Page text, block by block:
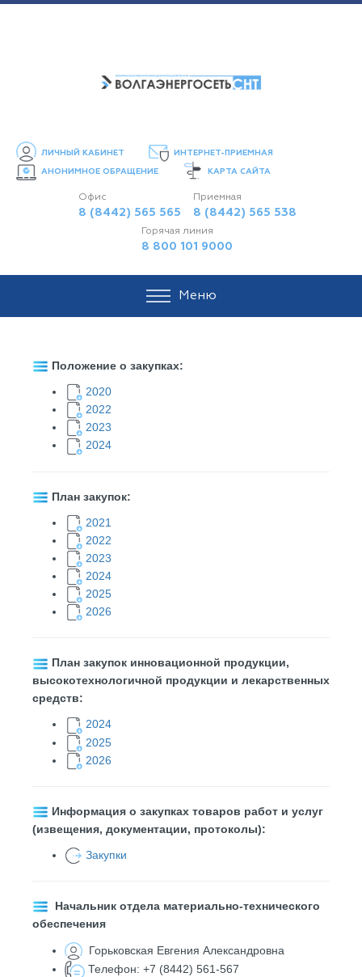
ЛИЧНЫЙ КАБИНЕТ ИНТЕРНЕТ-ПРИЕМНАЯ
АНОНИМНОЕ ОБРАЩЕНИЕ КАРТА САЙТА
Офис
8 (8442) 565 565
Приемная
8 (8442) 565 538
Горячая линия
8 800 101 9000
Меню
Положение о закупках:
2020
2022
2023
2024
План закупок:
2021
2022
2023
2024
2025
2026
План закупок инновационной продукции,
высокотехнологичной продукции и лекарственных
средств:
2024
2025
2026
Информация о закупках товаров работ и услуг
(извещения, документации, протоколы):
Закупки
Начальник отдела материально-технического
обеспечения
Горьковская Евгения Александровна
Телефон: +7 (8442) 561-567